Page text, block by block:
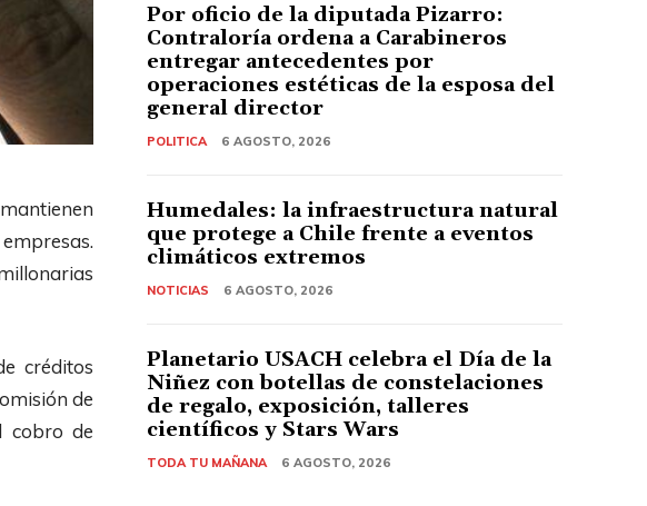
créditos
de
cobro de
Por oficio de la diputada Pizarro:
Contraloría ordena a Carabineros
entregar antecedentes por
operaciones estéticas de la esposa del
general director
POLITICA 6 AGOSTO, 2026
Humedales: la infraestructura natural
que protege a Chile frente a eventos
climáticos extremos
NOTICIAS 6 AGOSTO, 2026
Planetario USACH celebra el Día de la
Niñez con botellas de constelaciones
de regalo, exposición, talleres
científicos y Stars Wars
TODA TU MAÑANA 6 AGOSTO, 2026